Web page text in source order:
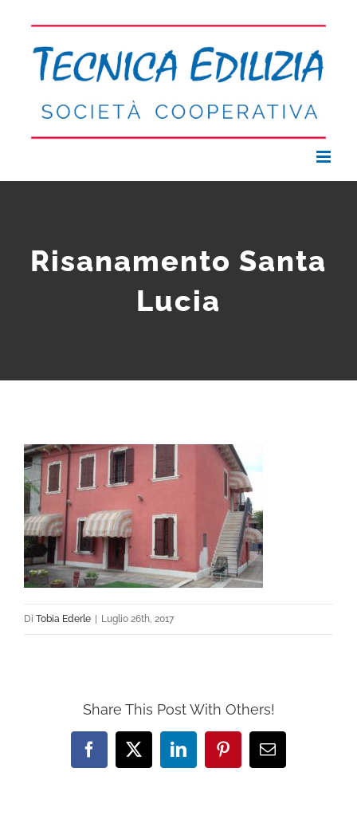
contenuto
Risanamento Santa
Lucia
Di Tobia Ederle Luglio 26th, 2017
Share This Post With Others!
Facebook
X LinkedInPinterestEmail